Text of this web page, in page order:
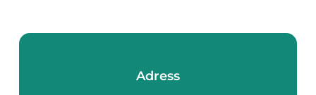
Adress